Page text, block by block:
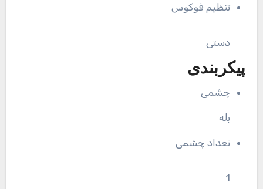
تنظیم فوکوس
دستی
پیکربندی
چشمی
بله
تعداد چشمی
1